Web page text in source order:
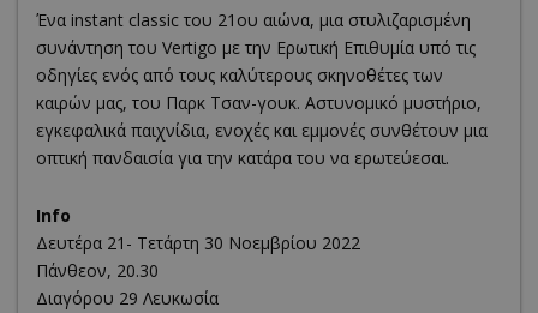
Ένα instant classic του 21ου αιώνα, μια στυλιζαρισμένη
συνάντηση του Vertigo με την Ερωτική Επιθυμία υπό τις
οδηγίες ενός από τους καλύτερους σκηνοθέτες των
καιρών μας, του Παρκ Τσαν-γουκ. Αστυνομικό μυστήριο,
εγκεφαλικά παιχνίδια, ενοχές και εμμονές συνθέτουν μια
οπτική πανδαισία για την κατάρα του να ερωτεύεσαι.
Info
Δευτέρα 21- Τετάρτη 30 Νοεμβρίου 2022
Πάνθεον, 20.30
Διαγόρου 29 Λευκωσία